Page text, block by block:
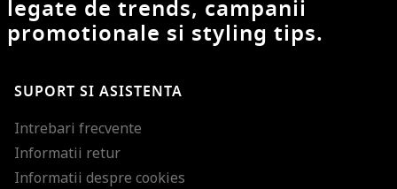
legate de trends, campanii
promotionale si styling tips.
SUPORT SI ASISTENTA
Intrebari frecvente
Informatii retur
Informatii despre cookies